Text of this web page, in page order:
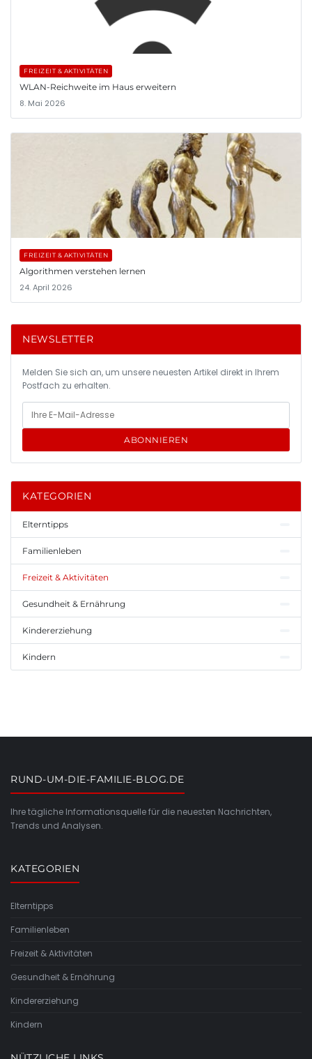
FREIZEIT & AKTIVITÄTEN
WLAN-Reichweite im Haus erweitern
8. Mai 2026
FREIZEIT & AKTIVITÄTEN
Algorithmen verstehen lernen
24. April 2026
NEWSLETTER
Melden Sie sich an, um unsere neuesten Artikel direkt in Ihrem
Postfach zu erhalten.
ABONNIEREN
KATEGORIEN
Elterntipps
Familienleben
Freizeit & Aktivitäten
Gesundheit & Ernährung
Kindererziehung
Kindern
RUND-UM-DIE-FAMILIE-BLOG.DE
Ihre tägliche Informationsquelle für die neuesten Nachrichten,
Trends und Analysen.
KATEGORIEN
Elterntipps
Familienleben
Freizeit & Aktivitäten
Gesundheit & Ernährung
Kindererziehung
Kindern